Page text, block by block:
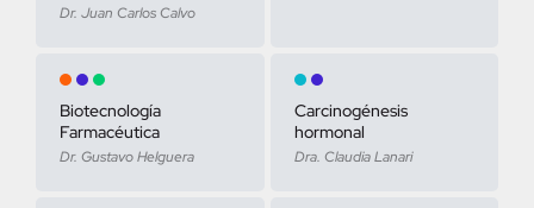
Dr. Juan Carlos Calvo
Biotecnología
Farmacéutica
Dr. Gustavo Helguera
Carcinogénesis
hormonal
Dra. Claudia Lanari